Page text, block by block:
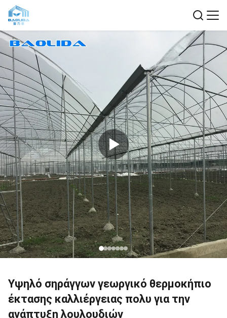
Υψηλό σηράγγων γεωργικό θερμοκήπιο
έκτασης καλλιέργειας πολυ για την
ανάπτυξη λουλουδιών